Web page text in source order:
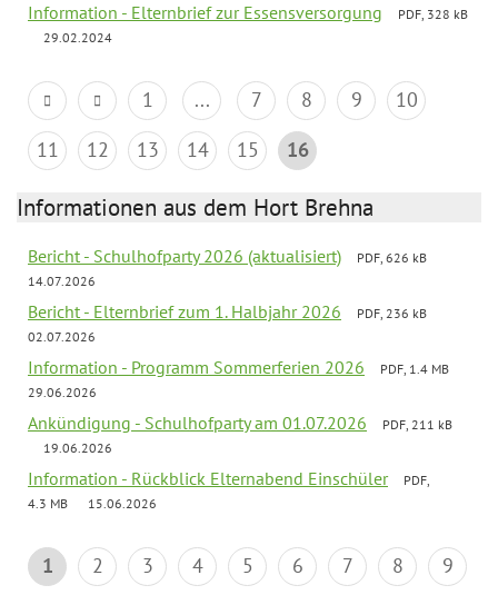
Information - Elternbrief zur Essensversorgung
PDF, 328 kB
29.02.2024
1 ... 7 8 9
10
11
12 13 14 15 16
Informationen aus dem Hort Brehna
Bericht - Schulhofparty 2026 (aktualisiert)
PDF, 626 kB
14.07.2026
Bericht - Elternbrief zum 1. Halbjahr 2026
PDF, 236 kB
02.07.2026
Information - Programm Sommerferien 2026
PDF, 1.4 MB
29.06.2026
Ankündigung - Schulhofparty am 01.07.2026
PDF, 211 kB
19.06.2026
Information - Rückblick Elternabend Einschüler
PDF,
4.3 MB
15.06.2026
1 2 3 4 5 6 7 8
9